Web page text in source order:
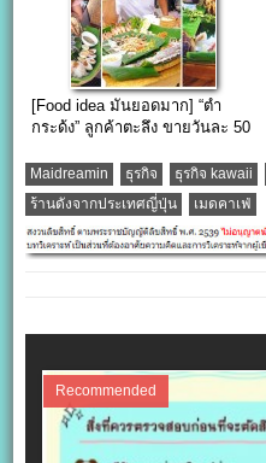
[Food idea มันยอดมาก] “ตำ
กระด้ง” ลูกค้าตะลึง ขายวันละ 50
Maidreamin ธุรกิจ ธุรกิจ kawaii
ร้านดังจากประเทศญี่ปุ่น
เมดคาเฟ่
Recommended